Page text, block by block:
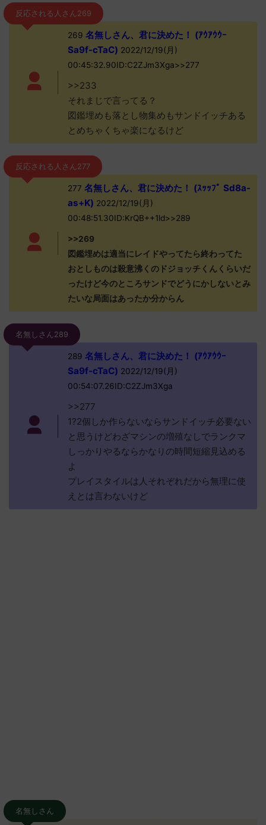
反応される人さん269
269 名無しさん、君に決めた！ (ｱｳｱｳｳｰ
Sa9f-cTaC) 2022/12/19(月)
00:45:32.90ID:C2ZJm3Xga>>277
>>233
それまじで言ってる？
図鑑埋めも落とし物集めもサンドイッチある
とめちゃくちゃ楽になるけど
反応される人さん277
277 名無しさん、君に決めた！ (ｽｯｯﾌﾟ Sd8a-
as+K) 2022/12/19(月)
00:48:51.30ID:KrQB++1ld>>289
>>269
図鑑埋めは適当にレイドやってたら終わってた
おとしものは殺意沸くのドジョッチくんくらいだ
ったけど今のところサンドでどうにかしないとみ
たいな局面はあったか分からん
名無しさん289
289 名無しさん、君に決めた！ (ｱｳｱｳｳｰ
Sa9f-cTaC) 2022/12/19(月)
00:54:07.26ID:C2ZJm3Xga
>>277
1?2個しか作らないならサンドイッチ必要ない
と思うけどわざマシンの増殖なしでランクマ
しっかりやるならかなりの時間短縮見込める
よ
プレイスタイルは人それぞれだから無理に使
えとは言わないけど
名無しさん